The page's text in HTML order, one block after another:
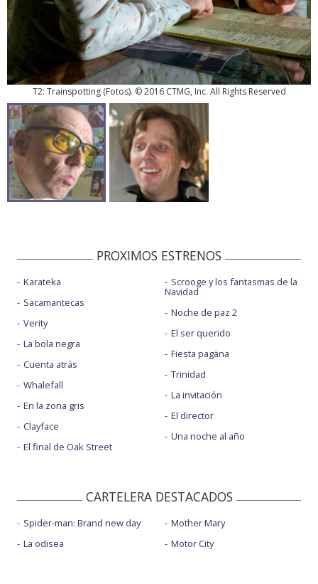
T2: Trainspotting(Fotos). © 2016 CTMG, Inc. All Rights Reserved
PROXIMOS ESTRENOS
Karateka
Sacamantecas
Verity
La bola negra
Cuenta atrás
Whalefall
En la zona gris
Clayface
El final de Oak Street
Scrooge y los fantasmas de la
Navidad
Noche de paz 2
El ser querido
Fiesta pagäna
Trinidad
La invitación
El director
Una noche al año
CARTELERA DESTACADOS
Spider-man: Brand new day
La odisea
Mother Mary
Motor City